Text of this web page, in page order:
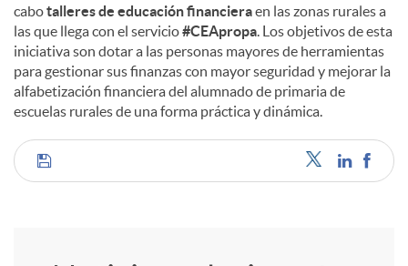
cabotalleres de educación financieraen las zonas rurales a
las que llega con el servicio#CEApropa. Los objetivos de esta
iniciativa son dotar a las personas mayores de herramientas
para gestionar sus finanzas con mayor seguridad y mejorar la
alfabetización financiera del alumnado de primaria de
escuelas rurales de una forma práctica y dinámica.
C